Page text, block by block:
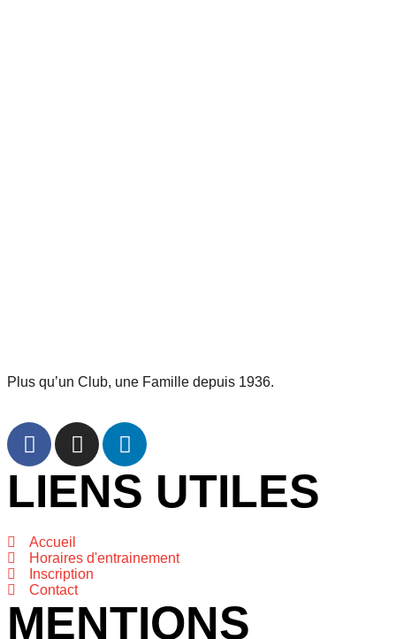
Plus qu’un Club, une Famille depuis 1936.
LIENS UTILES
Accueil
Horaires d'entrainement
Inscription
Contact
MENTIONS